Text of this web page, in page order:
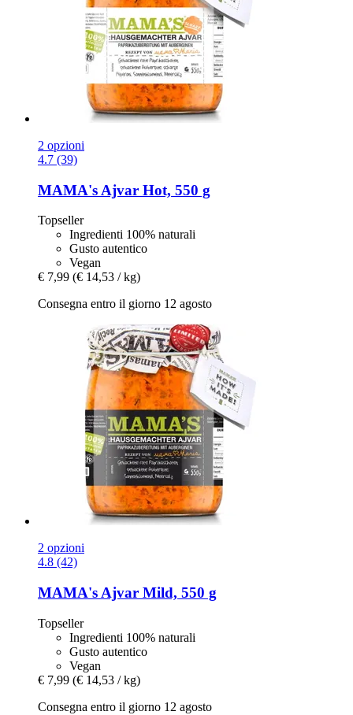
2 opzioni
4.7 (39)
MAMA's Ajvar Hot, 550 g
Topseller
Ingredienti 100% naturali
Gusto autentico
Vegan
€ 7,99 (€ 14,53 / kg)
Consegna entro il giorno 12 agosto
2 opzioni
4.8 (42)
MAMA's Ajvar Mild, 550 g
Topseller
Ingredienti 100% naturali
Gusto autentico
Vegan
€ 7,99 (€ 14,53 / kg)
Consegna entro il giorno 12 agosto